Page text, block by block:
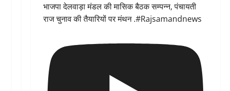
भाजपा देलवाड़ा मंडल की मासिक बैठक सम्पन्न, पंचायती
राज चुनाव की तैयारियों पर मंथन .#Rajsamandnews